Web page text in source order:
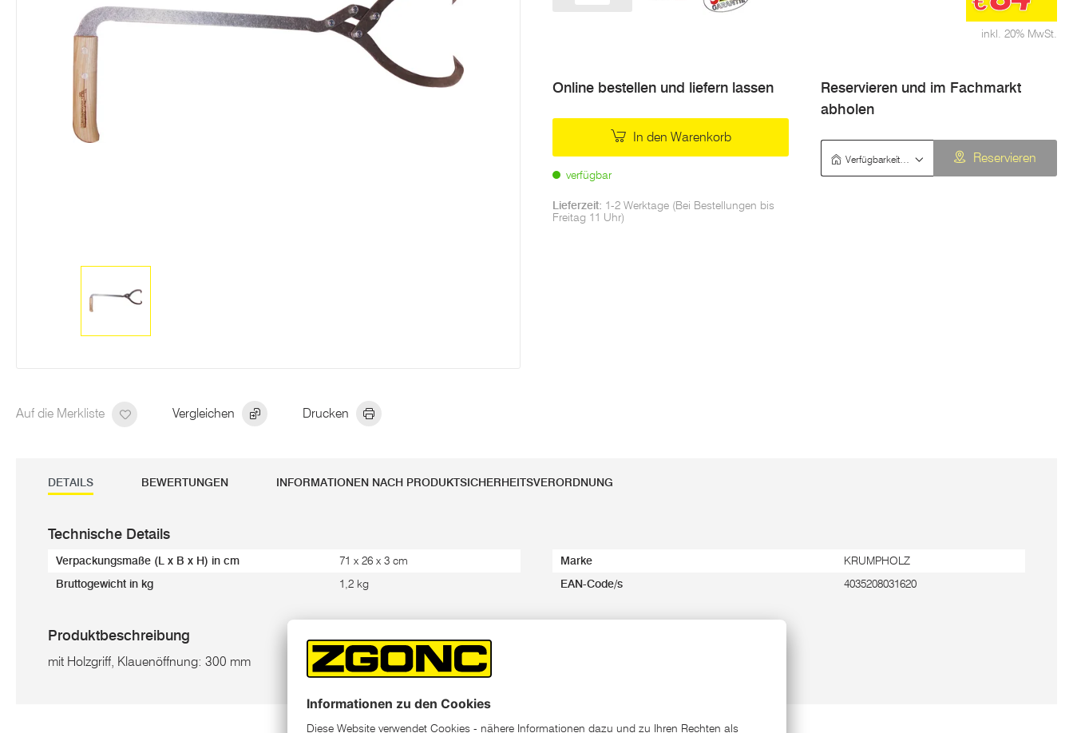
Auf die Merkliste Vergleichen Drucken
inkl. 20% MwSt.
Online bestellen und liefern lassen
In den Warenkorb
verfügbar
Lieferzeit: 1-2 Werktage (Bei Bestellungen bis
Freitag 11 Uhr)
Reservieren und im Fachmarkt
abholen
Reservieren
DETAILS BEWERTUNGEN INFORMATIONEN NACH PRODUKTSICHERHEITSVERORDNUNG
Technische Details
Verpackungsmaße (L x B x H) in cm 71 x 26 x 3 cm
Bruttogewicht in kg 1,2 kg
Marke KRUMPHOLZ
EAN-Code/s 4035208031620
Produktbeschreibung
mit Holzgriff, Klauenöffnung: 300 mm